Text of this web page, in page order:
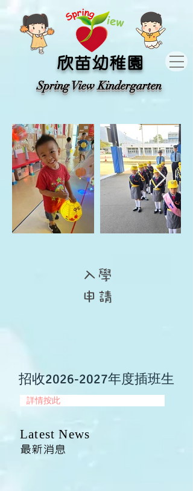
​Spring View Kindergarten​
​欣苗幼稚園
入學
申請
​招收2026-2027年度插班生
詳情按此
LatestNews
​最新消息